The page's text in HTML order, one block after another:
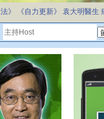
》 《自力更新》 袁大明醫生